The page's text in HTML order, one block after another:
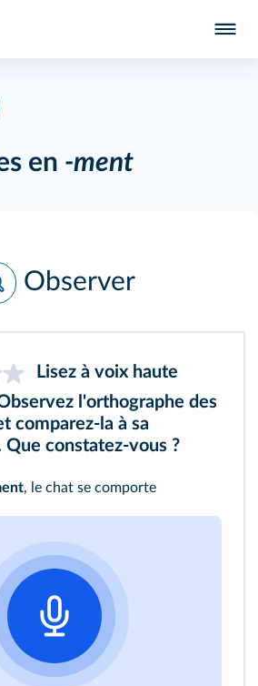
en -ment
Observer
Lisez à voix haute
l'orthographe des
comparez-la à sa
Que constatez-vous ?
, le chat se comporte